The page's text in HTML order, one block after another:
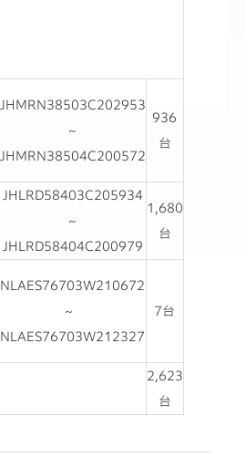
JHMRN38503C202953
~
JHMRN38504C200572
936
台
JHLRD58403C205934
~
JHLRD58404C200979
1,680
台
NLAES76703W210672
~
NLAES76703W212327
7台
2,623
台